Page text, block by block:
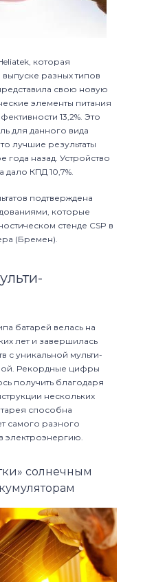
которая
разных типов
свою новую
элементы питания
13,2%. Это
для данного вида
лучшие результаты
года назад. Устройство
дало КПД 10,7%.
подтверждена
которые
стенде CSP в
(Бремен).
батарей велась на
лет и завершилась
с уникальной мульти-
Рекордные цифры
получить благодаря
нескольких
способна
самого разного
электроэнергию.
солнечным